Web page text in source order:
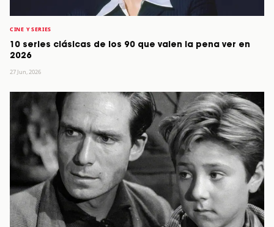
CINE Y SERIES
10 series clásicas de los 90 que valen la pena ver en
2026
27 Jun, 2026